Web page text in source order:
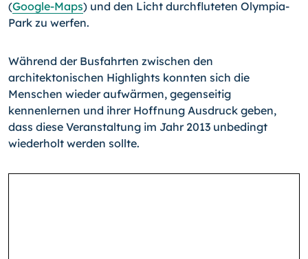
(Google-Maps) und den Licht durchfluteten Olympia-
Park zu werfen.
Während der Busfahrten zwischen den
architektonischen Highlights konnten sich die
Menschen wieder aufwärmen, gegenseitig
kennenlernen und ihrer Hoffnung Ausdruck geben,
dass diese Veranstaltung im Jahr 2013 unbedingt
wiederholt werden sollte.